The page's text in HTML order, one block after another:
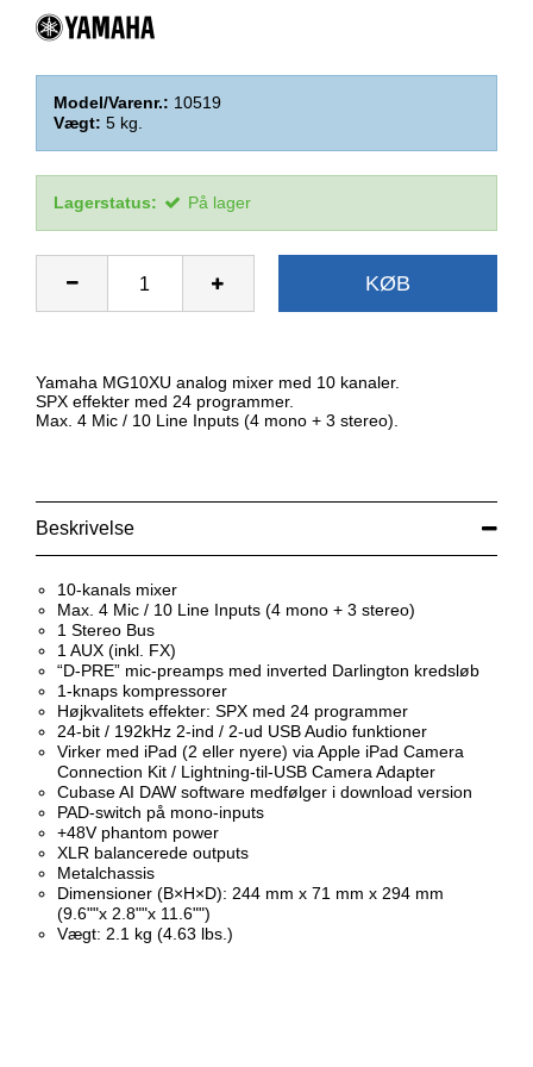
Model/Varenr.: 10519
Vægt: 5 kg.
Lagerstatus: På lager
KØB
Yamaha MG10XU analog mixer med 10 kanaler.
SPX effekter med 24 programmer.
Max. 4 Mic / 10 Line Inputs (4 mono + 3 stereo).
Beskrivelse
10-kanals mixer
Max. 4 Mic / 10 Line Inputs (4 mono + 3 stereo)
1 Stereo Bus
1 AUX (inkl. FX)
“D-PRE” mic-preamps med inverted Darlington kredsløb
1-knaps kompressorer
Højkvalitets effekter: SPX med 24 programmer
24-bit / 192kHz 2-ind / 2-ud USB Audio funktioner
Virker med iPad (2 eller nyere) via Apple iPad Camera
Connection Kit / Lightning-til-USB Camera Adapter
Cubase AI DAW software medfølger i download version
PAD-switch på mono-inputs
+48V phantom power
XLR balancerede outputs
Metalchassis
Dimensioner (B×H×D): 244 mm x 71 mm x 294 mm
(9.6""x 2.8""x 11.6"")
Vægt: 2.1 kg (4.63 lbs.)